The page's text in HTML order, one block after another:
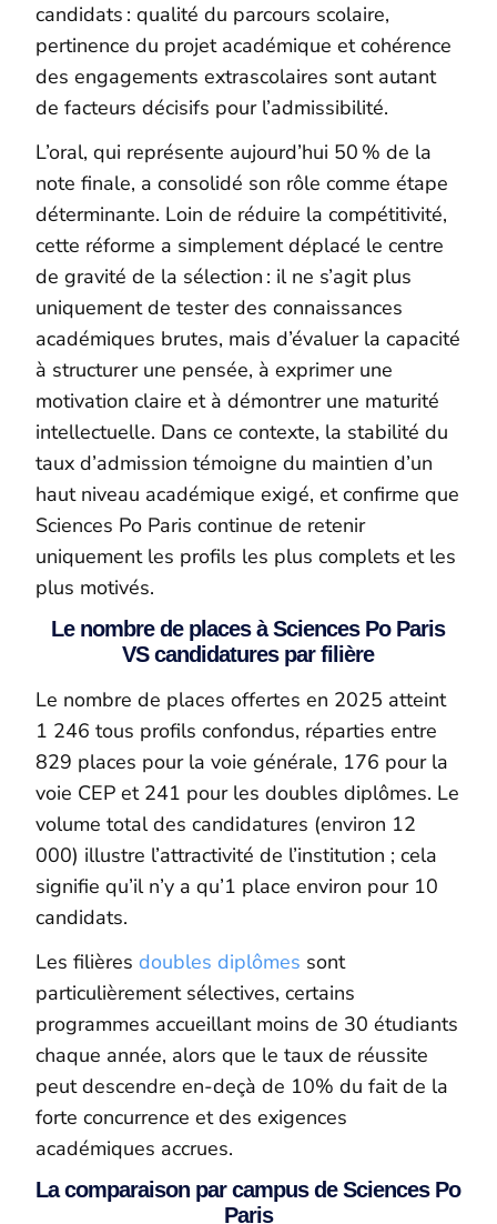
candidats : qualité du parcours scolaire,
pertinence du projet académique et cohérence
des engagements extrascolaires sont autant
de facteurs décisifs pour l’admissibilité.
L’oral, qui représente aujourd’hui 50 % de la
note finale, a consolidé son rôle comme étape
déterminante. Loin de réduire la compétitivité,
cette réforme a simplement déplacé le centre
de gravité de la sélection : il ne s’agit plus
uniquement de tester des connaissances
académiques brutes, mais d’évaluer la capacité
à structurer une pensée, à exprimer une
motivation claire et à démontrer une maturité
intellectuelle. Dans ce contexte, la stabilité du
taux d’admission témoigne du maintien d’un
haut niveau académique exigé, et confirme que
Sciences Po Paris continue de retenir
uniquement les profils les plus complets et les
plus motivés.
Le nombre de places à Sciences Po Paris
VS candidatures par filière
Le nombre de places offertes en 2025 atteint
1 246 tous profils confondus, réparties entre
829 places pour la voie générale, 176 pour la
voie CEP et 241 pour les doubles diplômes. Le
volume total des candidatures (environ 12
000) illustre l’attractivité de l’institution ; cela
signifie qu’il n’y a qu’1 place environ pour 10
candidats.
Les filièresdoubles diplômes sont
particulièrement sélectives, certains
programmes accueillant moins de 30 étudiants
chaque année, alors que le taux de réussite
peut descendre en-deçà de 10% du fait de la
forte concurrence et des exigences
académiques accrues.
La comparaison par campus de Sciences Po
Paris